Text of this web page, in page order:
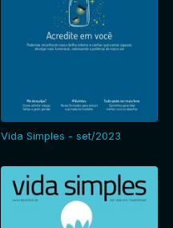
Vida Simples - set/2023